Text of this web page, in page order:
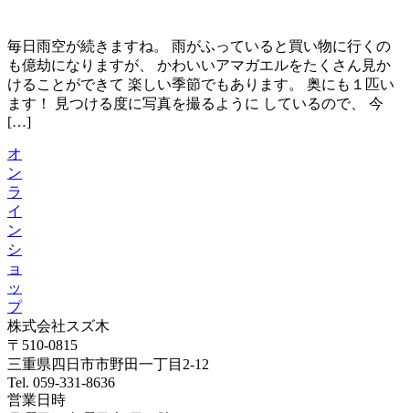
毎日雨空が続きますね。 雨がふっていると買い物に行くの
も億劫になりますが、 かわいいアマガエルをたくさん見か
けることができて 楽しい季節でもあります。 奥にも１匹い
ます！ 見つける度に写真を撮るように しているので、 今
[…]
オ
ン
ラ
イ
ン
シ
ョ
ッ
プ
株式会社スズ木
〒510-0815
三重県四日市市野田一丁目2-12
Tel. 059-331-8636
営業日時